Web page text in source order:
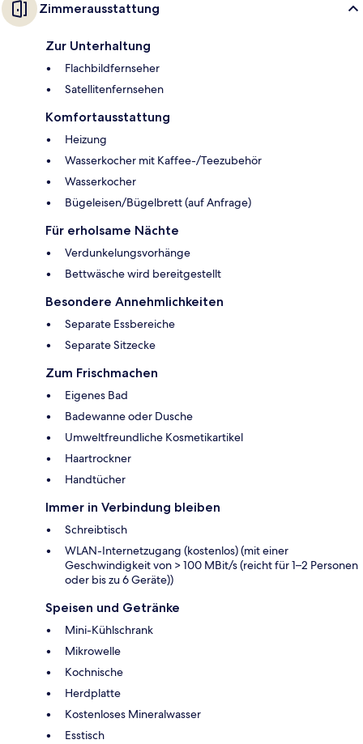
Zimmerausstattung
Zur Unterhaltung
Flachbildfernseher
Satellitenfernsehen
Komfortausstattung
Heizung
Wasserkocher mit Kaffee-/Teezubehör
Wasserkocher
Bügeleisen/Bügelbrett (auf Anfrage)
Für erholsame Nächte
Verdunkelungsvorhänge
Bettwäsche wird bereitgestellt
Besondere Annehmlichkeiten
Separate Essbereiche
Separate Sitzecke
Zum Frischmachen
Eigenes Bad
Badewanne oder Dusche
Umweltfreundliche Kosmetikartikel
Haartrockner
Handtücher
Immer in Verbindung bleiben
Schreibtisch
WLAN-Internetzugang (kostenlos) (mit einer
Geschwindigkeit von > 100 MBit/s (reicht für 1–2 Personen
oder bis zu 6 Geräte))
Speisen und Getränke
Mini-Kühlschrank
Mikrowelle
Kochnische
Herdplatte
Kostenloses Mineralwasser
Esstisch